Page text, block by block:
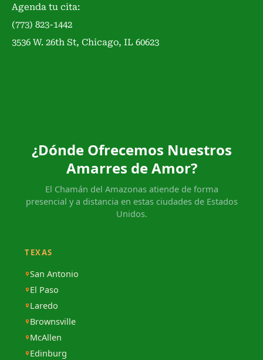
Agenda tu cita:
(773) 823-1442
3536 W. 26th St, Chicago, IL 60623
¿Dónde Ofrecemos Nuestros
Amarres de Amor?
El Chamán del Amazonas atiende de forma
presencial y a distancia en estas ciudades de Estados
Unidos.
TEXAS
San Antonio
El Paso
Laredo
Brownsville
McAllen
Edinburg